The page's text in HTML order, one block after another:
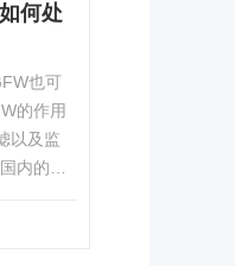
何处
也可
的作用
以及监
内的访